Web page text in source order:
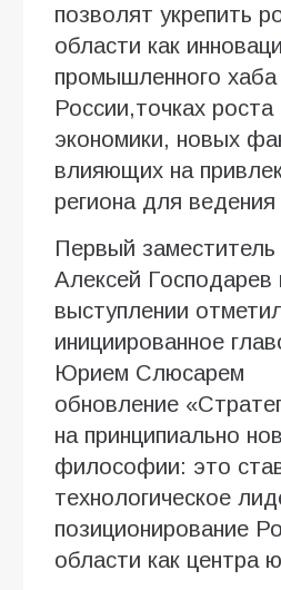
позволят укрепить
области как
промышленного хаба
России,точках роста
экономики, новых
влияющих на
региона для ведения
Первый заместитель
Алексей Господарев
выступлении
инициированное
Юрием Слюсарем
обновление
на принципиально
философии: это
технологическое
позиционирование
области как центра